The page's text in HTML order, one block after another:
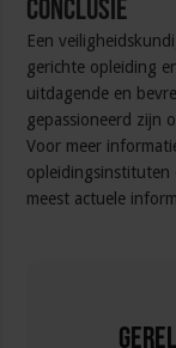
Conclusie
Een
gerichte opleiding
uitdagende en
gepassioneerd zijn
Voor meer
opleidingsinstituten
meest actuele